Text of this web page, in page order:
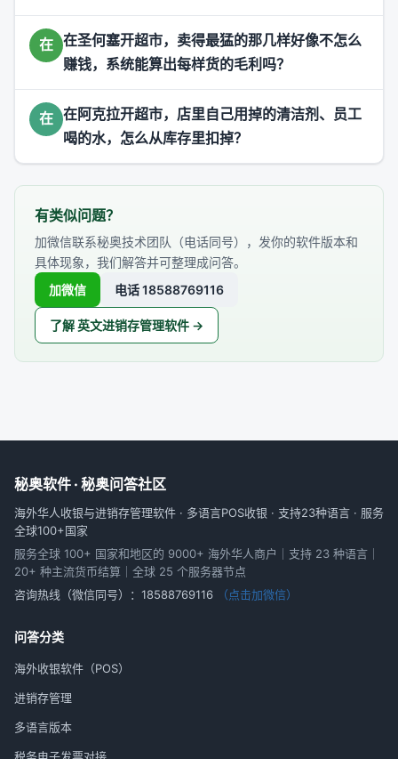
在 在圣何塞开超市，卖得最猛的那几样好像不怎么
赚钱，系统能算出每样货的毛利吗？
在 在阿克拉开超市，店里自己用掉的清洁剂、员工
喝的水，怎么从库存里扣掉？
有类似问题？
加微信联系秘奥技术团队（电话同号），发你的软件版本和
具体现象，我们解答并可整理成问答。
加微信
电话 18588769116
了解 英文进销存管理软件 →
秘奥软件 · 秘奥问答社区
海外华人收银与进销存管理软件 · 多语言POS收银 · 支持23种语言 · 服务
全球100+国家
服务全球 100+ 国家和地区的 9000+ 海外华人商户｜支持 23 种语言｜
20+ 种主流货币结算｜全球 25 个服务器节点
咨询热线（微信同号）： 18588769116 （点击加微信）
问答分类
海外收银软件（POS）
进销存管理
多语言版本
税务电子发票对接